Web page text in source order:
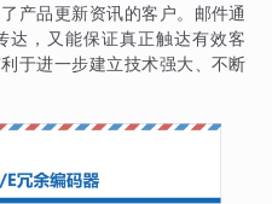
产品更新资讯的客户。邮件通
达，又能保证真正触达有效客
于进一步建立技术强大、不断